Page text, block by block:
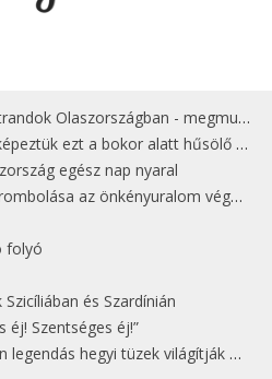
- megmutatjuk a 15 legjobbat
a bokor alatt hűsölő cicát Kisorosziban
egész nap nyaral
az önkényuralom végét jelentette
folyó
és Szardínián
éj! Szentséges éj!”
hegyi tüzek világítják meg Zugspitzét